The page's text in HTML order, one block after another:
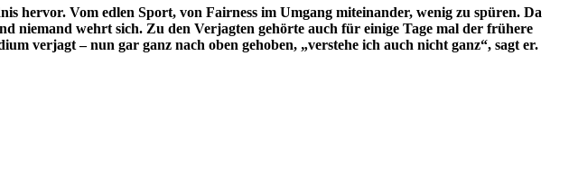
hervor. Vom edlen Sport, von Fairness im Umgang miteinander, wenig zu spüren. Da
niemand wehrt sich. Zu den Verjagten gehörte auch für einige Tage mal der frühere
ium verjagt – nun gar ganz nach oben gehoben, „verstehe ich auch nicht ganz“, sagt er.